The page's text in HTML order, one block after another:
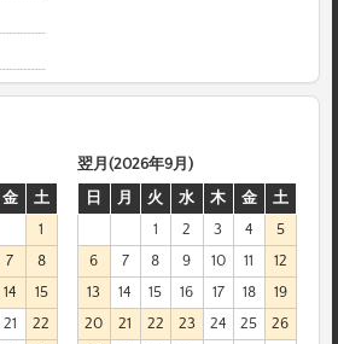
金
土
1
7
8
14
15
21
22
翌月(2026年9月)
日
月 火 水 木 金
土
1
2 3 4
5
6
7 8 9 10 11
12
13
14 15 16 17 18
19
20
21 22 23 24 25
26